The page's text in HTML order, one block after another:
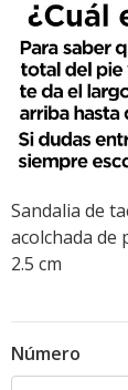
Sandalia de
acolchada de
2.5 cm
Número